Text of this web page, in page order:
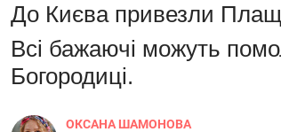
До Києва привезли
Всі бажаючі можуть
Богородиці.
ОКСАНА ШАМОНОВА